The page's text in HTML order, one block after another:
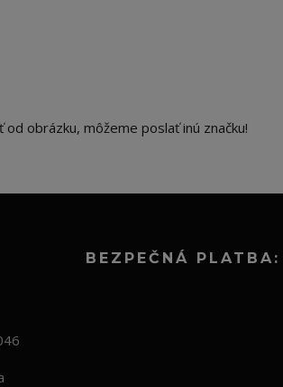
od obrázku, môžeme poslať inú značku!
BEZPEČNÁ PLATBA: